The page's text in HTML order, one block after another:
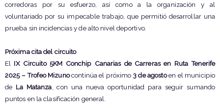
corredoras por su esfuerzo, así como a la organización y al
voluntariado por su impecable trabajo, que permitió desarrollar una
prueba sin incidencias y de alto nivel deportivo.
Próxima cita del circuito
El IX Circuito 5KM Conchip Canarias de Carreras en Ruta Tenerife
2025 – Trofeo Mizunocontinúa el próximo 3 de agostoen el municipio
de La Matanza , con una nueva oportunidad para seguir sumando
puntos en la clasificación general.